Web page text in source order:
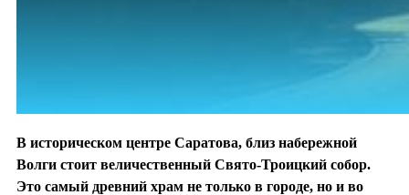
В историческом центре Саратова, близ набережной
Волги стоит величественный Свято-Троицкий собор.
Это самый древний храм не только в городе, но и во